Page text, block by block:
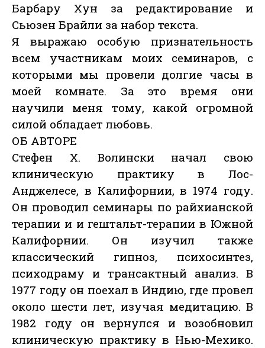
Барбару Хун за редактирование и
Сьюзен Брайли за набор текста.
Я выражаю особую признательность
всем участникам моих семинаров, с
которыми мы провели долгие часы в
моей комнате. За это время они
научили меня тому, какой огромной
силой обладает любовь.
ОБ АВТОРЕ
Стефен Х. Волински начал свою
клиническую практику в Лос-
Анджелесе, в Калифорнии, в 1974 году.
Он проводил семинары по райхианской
терапии и и гештальт-терапии в Южной
Калифорнии. Он изучил также
классический гипноз, психосинтез,
психодраму и трансактный анализ. В
1977 году он поехал в Индию, где провел
около шести лет, изучая медитацию. В
1982 году он вернулся и возобновил
клиническую практику в Нью-Мехико.